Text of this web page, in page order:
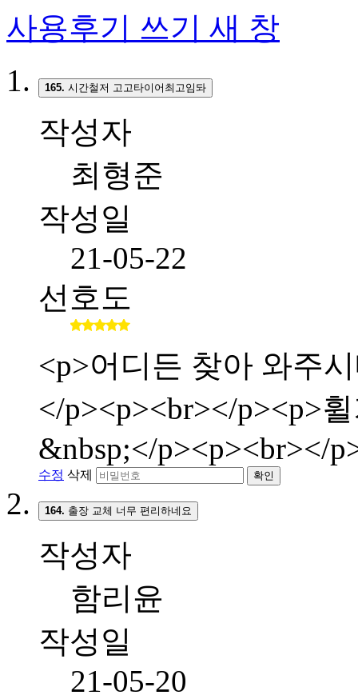
사용후기 쓰기 새 창
165. 시간철저 고고타이어최고임돠
작성자
최형준
작성일
21-05-22
선호도
<p>어디든 찾아 와주
</p><p><br></p><p>
&nbsp;</p><p><br></
수정 삭제 확인
164. 출장 교체 너무 편리하네요
작성자
함리윤
작성일
21-05-20